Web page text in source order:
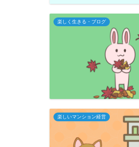
楽しく生きる・ブログ
楽しいマンション経営